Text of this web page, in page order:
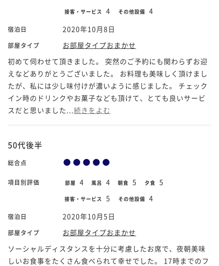
接客・サービス 4 その他設備 4
宿泊日 2020年10月8日
部屋タイプ
お部屋タイプおまかせ
初めて伺わせて頂きました。 突然のご予約にも関わらずお迎
えなどありがとうございました。 お料理も美味しく頂けまし
たが、私には少し味付けが濃いように感じました。 チェック
イン時のドリンクやお菓子なども頂けて、とても良いサービ
スだと思いました... 続きをよむ
50代後半
総合点
項目別評価 部屋 4 風呂 4 朝食 5 夕食 5
接客・サービス 5 その他設備 4
宿泊日 2020年10月5日
部屋タイプ
お部屋タイプおまかせ
ソーシャルディスタンスを十分に考慮したお席で、夜朝美味
しいお食事をたくさん食べられて幸せでした。 17時までのフ